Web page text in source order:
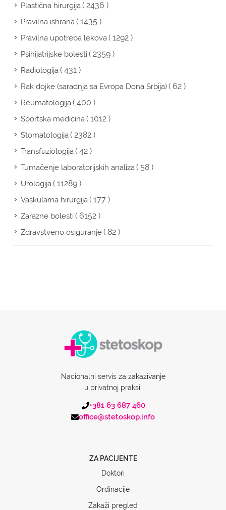
Plastična hirurgija( 2436 )
Pravilna ishrana( 1435 )
Pravilna upotreba lekova( 1292 )
Psihijatrijske bolesti( 2359 )
Radiologija( 431 )
Rak dojke (saradnja sa Evropa Dona Srbija)( 62 )
Reumatologija( 400 )
Sportska medicina( 1012 )
Stomatologija( 2382 )
Transfuziologija( 42 )
Tumačenje laboratorijskih analiza( 58 )
Urologija( 11289 )
Vaskularna hirurgija( 177 )
Zarazne bolesti( 6152 )
Zdravstveno osiguranje( 82 )
Nacionalni servis za zakazivanje
u privatnoj praksi.
+381 63 687 460
office@stetoskop.info
ZA PACIJENTE
Doktori
Ordinacije
Zakaži pregled